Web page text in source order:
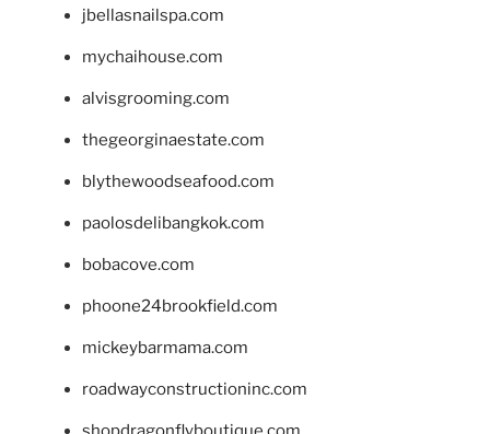
jbellasnailspa.com
mychaihouse.com
alvisgrooming.com
thegeorginaestate.com
blythewoodseafood.com
paolosdelibangkok.com
bobacove.com
phoone24brookfield.com
mickeybarmama.com
roadwayconstructioninc.com